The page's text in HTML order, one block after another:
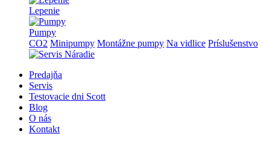
Lepenie
Pumpy
CO2 Minipumpy Montážne pumpy Na vidlice Príslušenstvo
Predajňa
Servis
Testovacie dni Scott
Blog
O nás
Kontakt